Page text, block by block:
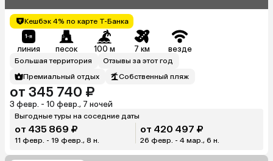
Кешбэк 4% по карте Т-Банка
линия песок 100 м 7 км везде
Большая территория
Отзывы за этот год
Премиальный отдых
Собственный пляж
от 345 740 ₽
3 февр. - 10 февр., 7 ночей
Выгодные туры на соседние даты
от 435 869 ₽
11 февр. - 19 февр., 8 н.
от 420 497 ₽
26 февр. - 4 мар., 6 н.